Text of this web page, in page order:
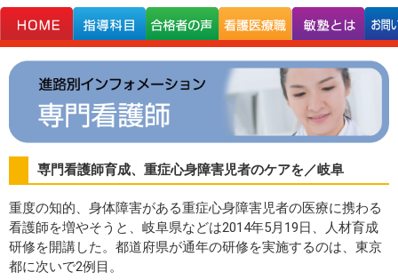
専門看護師育成、重症心身障害児者のケアを／岐阜
重度の知的、身体障害がある重症心身障害児者の医療に携わる
看護師を増やそうと、岐阜県などは2014年5月19日、人材育成
研修を開講した。都道府県が通年の研修を実施するのは、東京
都に次いで2例目。